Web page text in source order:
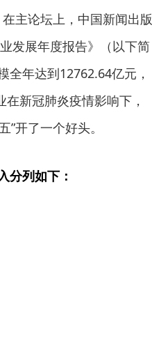
主论坛上，中国新闻出版
发展年度报告》（以下简
年达到12762.64亿元，
新冠肺炎疫情影响下，
开了一个好头。
分列如下：